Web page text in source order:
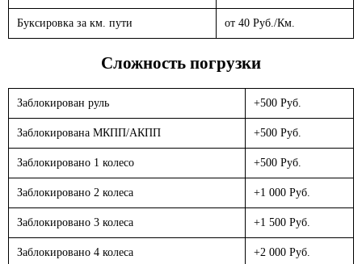
Буксировка за км. пути от 40 Руб./Км.
Сложность погрузки
Заблокирован руль +500 Руб.
Заблокирована МКПП/АКПП +500 Руб.
Заблокировано 1 колесо +500 Руб.
Заблокировано 2 колеса +1 000 Руб.
Заблокировано 3 колеса +1 500 Руб.
Заблокировано 4 колеса +2 000 Руб.